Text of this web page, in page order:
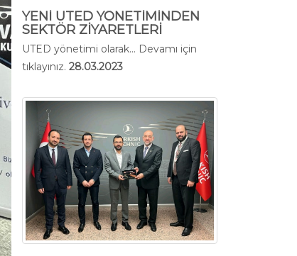
YENİ UTED YÖNETİMİNDEN
SEKTÖR ZİYARETLERİ
UTED yönetimi olarak... Devamı için
tıklayınız. 28.03.2023